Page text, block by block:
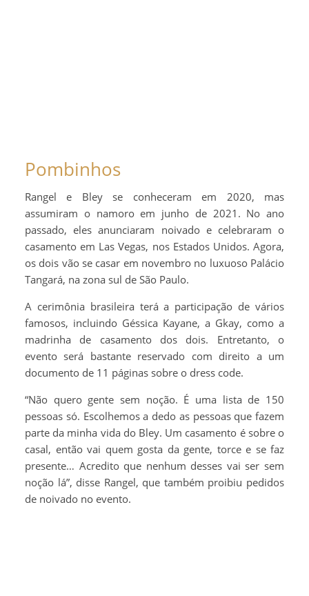
Pombinhos
Rangel e Bley se conheceram em 2020, mas
assumiram o namoro em junho de 2021. No ano
passado, eles anunciaram noivado e celebraram o
casamento em Las Vegas, nos Estados Unidos. Agora,
os dois vão se casar em novembro no luxuoso Palácio
Tangará, na zona sul de São Paulo.
A cerimônia brasileira terá a participação de vários
famosos, incluindo Géssica Kayane, a Gkay, como a
madrinha de casamento dos dois. Entretanto, o
evento será bastante reservado com direito a um
documento de 11 páginas sobre o dress code.
“Não quero gente sem noção. É uma lista de 150
pessoas só. Escolhemos a dedo as pessoas que fazem
parte da minha vida do Bley. Um casamento é sobre o
casal, então vai quem gosta da gente, torce e se faz
presente… Acredito que nenhum desses vai ser sem
noção lá”, disse Rangel, que também proibiu pedidos
de noivado no evento.